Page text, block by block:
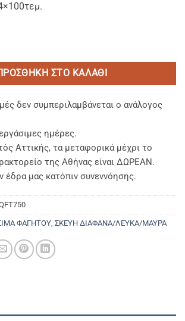
750 ml Παρ/μα με Ενσωμ/νο Πλακέ Καπάκι
ΣΤΟ ΚΑΛΆΘΙ
δεν συμπεριλαμβάνεται ο ανάλογος
ημέρες.
Αττικής, τα μεταφορικά μέχρι το
της Αθήνας είναι ΔΩΡΕΑΝ.
έδρα μας κατόπιν συνεννόησης.
ΦΑΓΗΤΟΥ ΣΚΕΥΗ ΔΙΑΦΑΝΑ/ΛΕΥΚΑ/ΜΑΥΡΑ